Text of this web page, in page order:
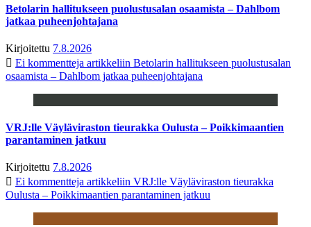
Betolarin hallitukseen puolustusalan osaamista – Dahlbom
jatkaa puheenjohtajana
Kirjoitettu 7.8.2026
Ei kommentteja artikkeliin Betolarin hallitukseen puolustusalan
osaamista – Dahlbom jatkaa puheenjohtajana
VRJ:lle Väyläviraston tieurakka Oulusta – Poikkimaantien
parantaminen jatkuu
Kirjoitettu 7.8.2026
Ei kommentteja artikkeliin VRJ:lle Väyläviraston tieurakka
Oulusta – Poikkimaantien parantaminen jatkuu